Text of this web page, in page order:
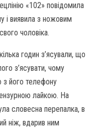
«102» повідомила
і виявила з ножовим
чоловіка.
годин з’ясували, що
з’ясувати, чому
з його телефону
лайкою. На
словесна перепалка, в
ніж, вдарив ним